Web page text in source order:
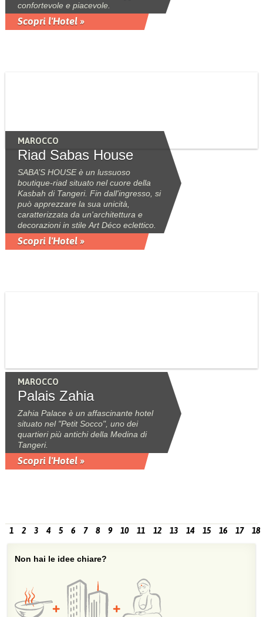
confortevole e piacevole.
Scopri l'Hotel »
MAROCCO
Riad Sabas House
SABA’S HOUSE è un lussuoso
boutique-riad situato nel cuore della
Kasbah di Tangeri. Fin dall'ingresso, si
può apprezzare la sua unicità,
caratterizzata da un'architettura e
decorazioni in stile Art Déco eclettico.
Scopri l'Hotel »
MAROCCO
Palais Zahia
Zahia Palace è un affascinante hotel
situato nel "Petit Socco", uno dei
quartieri più antichi della Medina di
Tangeri.
Scopri l'Hotel »
1 2 3 4 5 6 7 8 9 10 11 12 13 14 15 16 17 18
Non hai le idee chiare?